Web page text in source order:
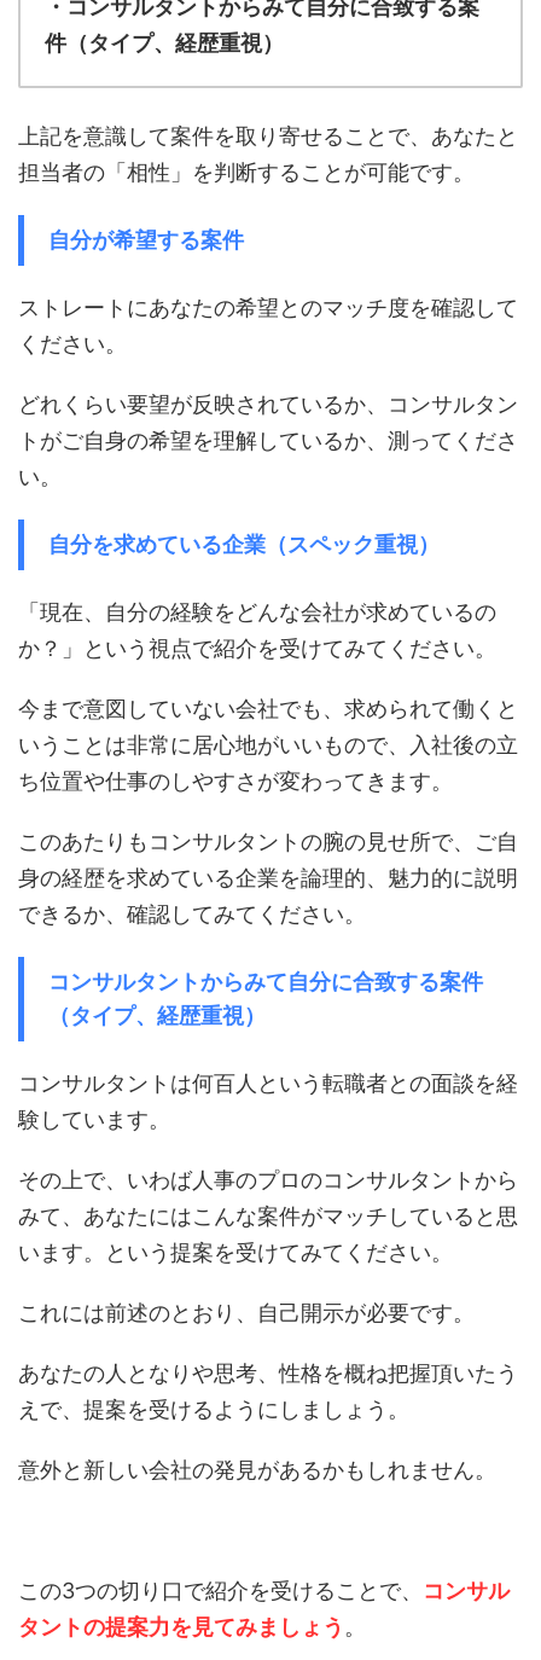
・コンサルタントからみて自分に合致する案
件（タイプ、経歴重視）
上記を意識して案件を取り寄せることで、あなたと
担当者の「相性」を判断することが可能です。
自分が希望する案件
ストレートにあなたの希望とのマッチ度を確認して
ください。
どれくらい要望が反映されているか、コンサルタン
トがご自身の希望を理解しているか、測ってくださ
い。
自分を求めている企業（スペック重視）
「現在、自分の経験をどんな会社が求めているの
か？」という視点で紹介を受けてみてください。
今まで意図していない会社でも、求められて働くと
いうことは非常に居心地がいいもので、入社後の立
ち位置や仕事のしやすさが変わってきます。
このあたりもコンサルタントの腕の見せ所で、ご自
身の経歴を求めている企業を論理的、魅力的に説明
できるか、確認してみてください。
コンサルタントからみて自分に合致する案件
（タイプ、経歴重視）
コンサルタントは何百人という転職者との面談を経
験しています。
その上で、いわば人事のプロのコンサルタントから
みて、あなたにはこんな案件がマッチしていると思
います。という提案を受けてみてください。
これには前述のとおり、自己開示が必要です。
あなたの人となりや思考、性格を概ね把握頂いたう
えで、提案を受けるようにしましょう。
意外と新しい会社の発見があるかもしれません。
この3つの切り口で紹介を受けることで、 コンサル
タントの提案力を見てみましょう 。